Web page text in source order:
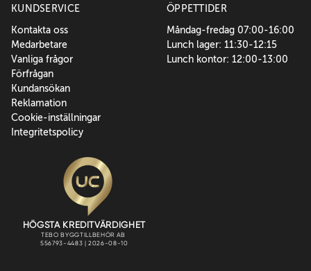
KUNDSERVICE
Kontakta oss
Medarbetare
Vanliga frågor
Förfrågan
Kundansökan
Reklamation
Cookie-inställningar
Integritetspolicy
ÖPPETTIDER
Måndag-fredag 07:00-16:00
Lunch lager: 11:30-12:15
Lunch kontor: 12:00-13:00